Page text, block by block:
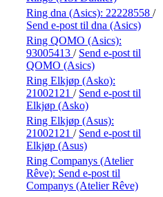
Ring dna (Asics): 22228558 /
Send e-post til dna (Asics)
Ring QOMO (Asics):
93005413 / Send e-post til
QOMO (Asics)
Ring Elkjøp (Asko):
21002121 / Send e-post til
Elkjøp (Asko)
Ring Elkjøp (Asus):
21002121 / Send e-post til
Elkjøp (Asus)
Ring Companys (Atelier
Rêve): Send e-post til
Companys (Atelier Rêve)